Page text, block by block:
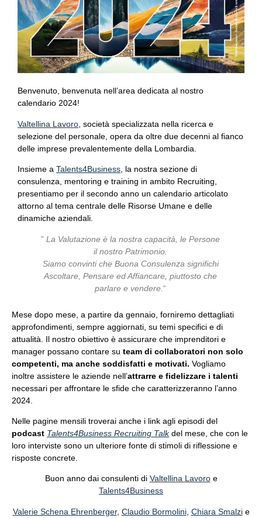
Benvenuto, benvenuta nell’area dedicata al nostro
calendario 2024!
Valtellina Lavoro , società specializzata nella ricerca e
selezione del personale, opera da oltre due decenni al fianco
delle imprese prevalentemente della Lombardia.
Insieme a Talents4Business , la nostra sezione di
consulenza, mentoring e training in ambito Recruiting,
presentiamo per il secondo anno un calendario articolato
attorno al tema centrale delle Risorse Umane e delle
dinamiche aziendali.
”La Valutazione è la nostra capacità, le Persone
il nostro Patrimonio.
Siamo convinti che Buona Consulenza significhi
Ascoltare, Pensare ed Affiancare, piuttosto che
parlare e vendere.“
Mese dopo mese, a partire da gennaio, forniremo dettagliati
approfondimenti, sempre aggiornati, su temi specifici e di
attualità. Il nostro obiettivo è assicurare che imprenditori e
manager possano contare su team di collaboratori non solo
competenti, ma anche soddisfatti e motivati. Vogliamo
inoltre assistere le aziende nell’attrarre e fidelizzare i talenti
necessari per affrontare le sfide che caratterizzeranno l’anno
2024.
Nelle pagine mensili troverai anche i link agli episodi del
podcast Talents4Business Recruiting Talkdel mese, che con le
loro interviste sono un ulteriore fonte di stimoli di riflessione e
risposte concrete.
Buon anno dai consulenti di Valtellina Lavoroe
Talents4Business
Valerie Schena Ehrenberger, Claudio Bormolini, Chiara Smalzie